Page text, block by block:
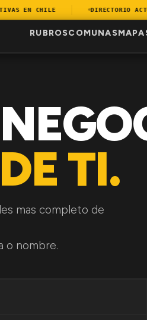
EN CHILE DIRECTORIO
RUBROSCOMUNASMAPA
TI.
mas completo de
o nombre.